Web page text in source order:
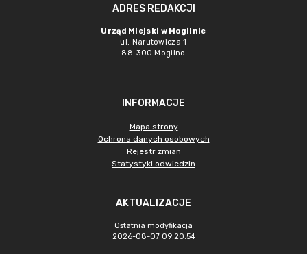
ADRES REDAKCJI
Urząd Miejski w Mogilnie
ul. Narutowicza 1
88-300 Mogilno
INFORMACJE
Mapa strony
Ochrona danych osobowych
Rejestr zmian
Statystyki odwiedzin
AKTUALIZACJE
Ostatnia modyfikacja
2026-08-07 09:20:54